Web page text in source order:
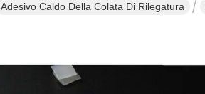
Adesivo Caldo Della Colata Di Rilegatura